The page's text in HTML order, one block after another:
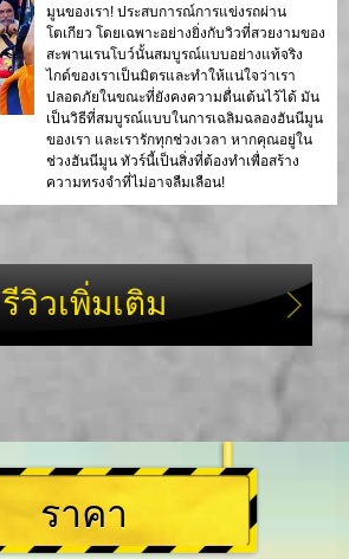
มูนของเรา! ประสบการณ์การแข่งรถผ่าน
โตเกียว โดยเฉพาะอย่างยิ่งกับวิวที่สวยงามของ
สะพานเรนโบว์นั้นสมบูรณ์แบบอย่างแท้จริง
ไกด์ของเราเป็นมิตรและทำให้แน่ใจว่าเรา
ปลอดภัยในขณะที่ยังคงความตื่นเต้นไว้ได้ มัน
เป็นวิธีที่สมบูรณ์แบบในการเฉลิมฉลองฮันนีมูน
ของเรา และเรารักทุกช่วงเวลา หากคุณอยู่ใน
ช่วงฮันนีมูน ทัวร์นี้เป็นสิ่งที่ต้องทำเพื่อสร้าง
ความทรงจำที่ไม่อาจลืมเลือน!
รีวิวเพิ่มเติม
ราคา